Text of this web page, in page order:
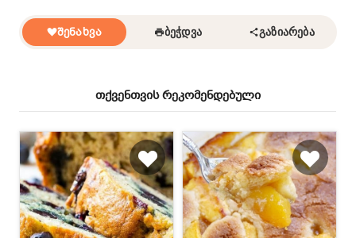
ᲨᲔᲜᲐᲮᲕᲐ ᲑᲔᲭᲓᲕᲐ ᲒᲐᲖᲘᲐᲠᲔᲑᲐ
თქვენთვის რეკომენდებული